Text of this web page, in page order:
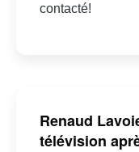
contacté!
Renaud
télévision